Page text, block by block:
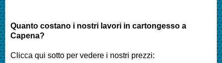
Quanto costano i nostri lavori in cartongesso a
Capena?
Clicca qui sotto per vedere i nostri prezzi: